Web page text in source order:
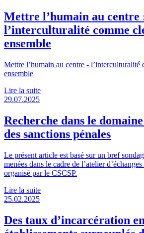
Mettre l’humain au centre
l’interculturalité comme
ensemble
Mettre l’humain au centre -
ensemble
Lire la suite
29.07.2025
Recherche dans le
des sanctions pénales
Le présent article est basé sur un bref
menées dans le cadre de l’atelier
organisé par le CSCSP.
Lire la suite
25.02.2025
Des taux d’incarcération